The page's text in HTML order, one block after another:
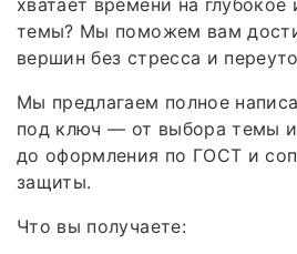
хватает времени на глубокое
темы? Мы поможем вам
вершин без стресса и
Мы предлагаем полное
под ключ — от выбора темы и
до оформления по ГОСТ и
защиты.
Что вы получаете: